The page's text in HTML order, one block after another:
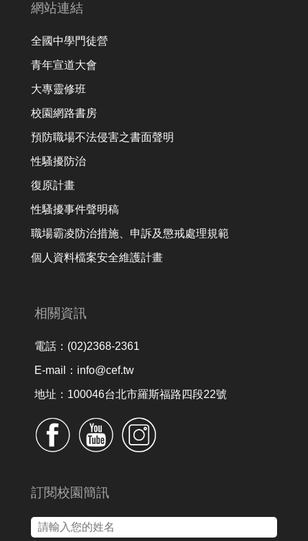
網站連結
全國中學門徒營
青年宣道大會
大專靈修班
校園網路書房
預防職場不法侵害之書面聲明
性騷擾防治
復原計畫
性騷擾事件聲明稿
職場霸凌防治措施、申訴及懲戒處理規範
個人資料檔案安全維護計畫
相關資訊
電話：(02)2368-2361
E-mail：info@cef.tw
地址：100046台北市羅斯福路四段22號
訂閱校園簡訊